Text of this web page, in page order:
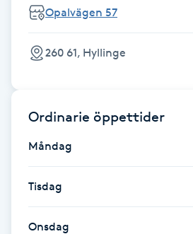
Herrklippning
HIFU
Opalvägen 57
260 61, Hyllinge
Ordinarie öppettider
Måndag
Tisdag
Onsdag